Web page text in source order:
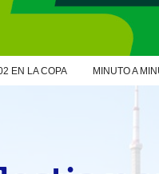
EN LA COPA MINUTO A